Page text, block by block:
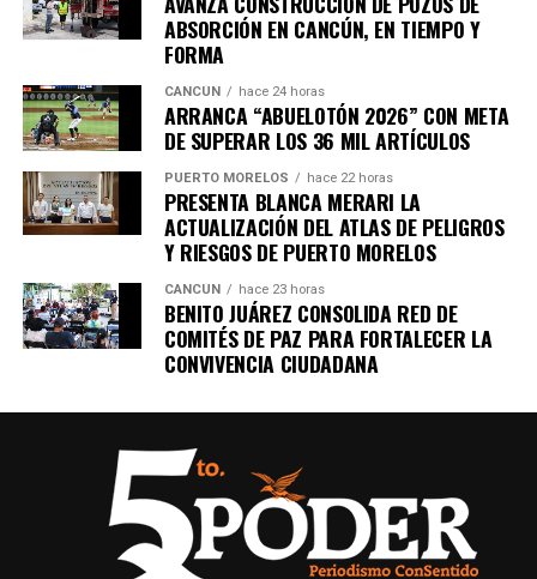
ABSORCIÓN EN CANCÚN, EN TIEMPO Y
FORMA
CANCÚN hace 24 horas
ARRANCA “ABUELOTÓN 2026” CON META
DE SUPERAR LOS 36 MIL ARTÍCULOS
PUERTO MORELOS hace 22 horas
PRESENTA BLANCA MERARI LA
ACTUALIZACIÓN DEL ATLAS DE PELIGROS
Y RIESGOS DE PUERTO MORELOS
CANCÚN hace 23 horas
BENITO JUÁREZ CONSOLIDA RED DE
COMITÉS DE PAZ PARA FORTALECER LA
CONVIVENCIA CIUDADANA